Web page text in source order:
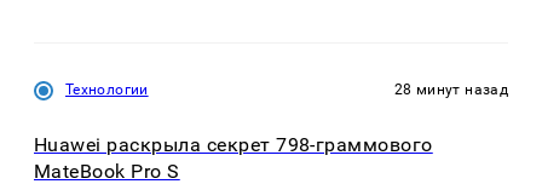
Технологии 28 минут назад
Huawei раскрыла секрет 798-граммового
MateBook Pro S